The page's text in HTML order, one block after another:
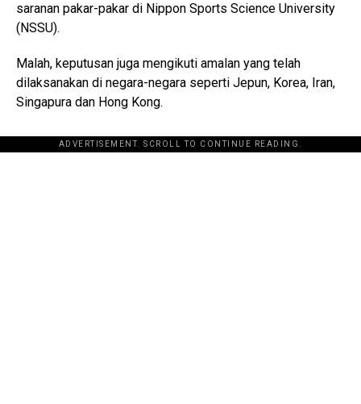
saranan pakar-pakar di Nippon Sports Science University
(NSSU).
Malah, keputusan juga mengikuti amalan yang telah
dilaksanakan di negara-negara seperti Jepun, Korea, Iran,
Singapura dan Hong Kong.
ADVERTISEMENT. SCROLL TO CONTINUE READING.